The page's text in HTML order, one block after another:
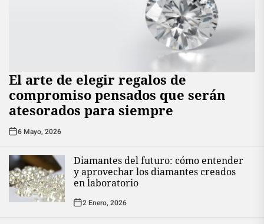
El arte de elegir regalos de
compromiso pensados que serán
atesorados para siempre
6 Mayo, 2026
Diamantes del futuro: cómo entender
y aprovechar los diamantes creados
en laboratorio
2 Enero, 2026